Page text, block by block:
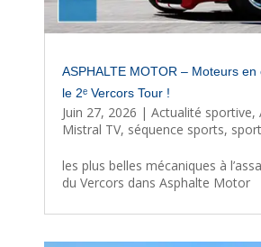
ASPHALTE MOTOR – Moteurs
le 2ᵉ Vercors Tour !
Juin 27, 2026 | Actualité sportive,
Mistral TV, séquence sports,
les plus belles mécaniques à
du Vercors dans Asphalte Motor